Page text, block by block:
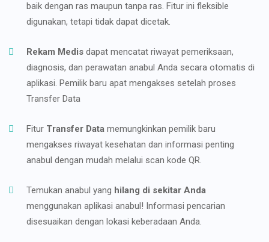
baik dengan ras maupun tanpa ras. Fitur ini fleksible
digunakan, tetapi tidak dapat dicetak.
Rekam Medis dapat mencatat riwayat pemeriksaan,
diagnosis, dan perawatan anabul Anda secara otomatis di
aplikasi. Pemilik baru apat mengakses setelah proses
Transfer Data
Fitur Transfer Data memungkinkan pemilik baru
mengakses riwayat kesehatan dan informasi penting
anabul dengan mudah melalui scan kode QR.
Temukan anabul yang hilang di sekitar Anda
menggunakan aplikasi anabul! Informasi pencarian
disesuaikan dengan lokasi keberadaan Anda.